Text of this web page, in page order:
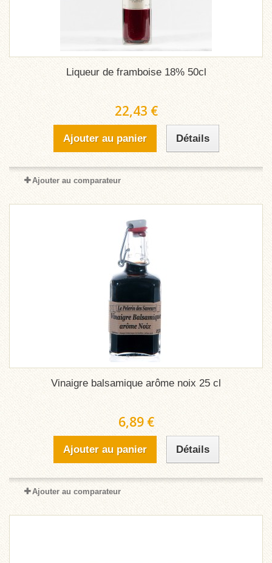
Liqueur de framboise 18% 50cl
22,43 €
Ajouter au panier Détails
Ajouter au comparateur
Vinaigre balsamique arôme noix 25 cl
6,89 €
Ajouter au panier Détails
Ajouter au comparateur